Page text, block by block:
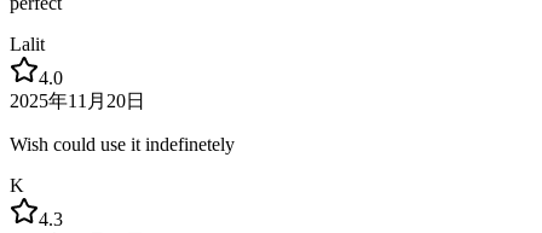
Lalit
4.0
2025年11月20日
Wish could use it indefinetely
K
4.3